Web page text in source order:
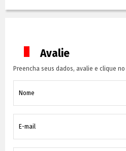
Avalie
Preencha seus dados, avalie e clique